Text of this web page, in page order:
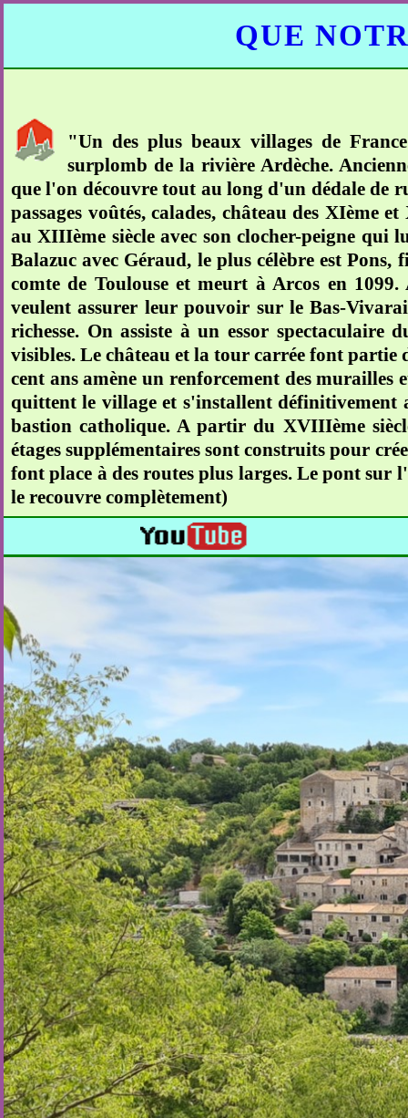
QUE
"Un des plus beaux villages de
surplomb de la rivière Ardèche.
que l'on découvre tout au long d'un dédale de
passages voûtés, calades, château des XIème
au XIIIème siècle avec son clocher-peigne qui
Balazuc avec Géraud, le plus célèbre est
comte de Toulouse et meurt à Arcos en
veulent assurer leur pouvoir sur le Bas-
richesse. On assiste à un essor spectaculaire
visibles. Le château et la tour carrée font partie
cent ans amène un renforcement des
quittent le village et s'installent définitivement
bastion catholique. A partir du XVIIIème
étages supplémentaires sont construits pour
font place à des routes plus larges. Le pont sur
le recouvre complètement)